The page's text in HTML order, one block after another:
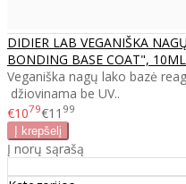
DIDIER LAB VEGANIŠKA
BONDING BASE COAT", 10ML
Veganiška nagų lako bazė
džiovinama be UV..
€1079€11 99
Į norų sąrašą